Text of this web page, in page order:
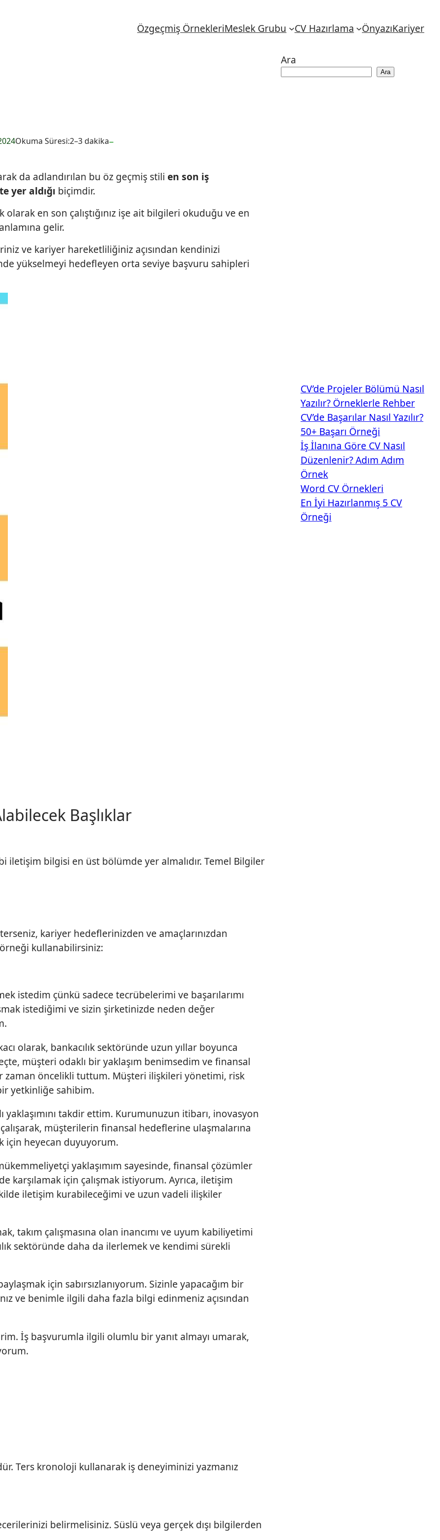
Özgeçmiş ÖrnekleriMeslek Grubu CV Hazırlama ÖnyazıKariyer
Okuma Süresi:2–3 dakika–
da adlandırılan bu öz geçmiş stili en son iş
yer aldığı biçimdir.
en son çalıştığınız işe ait bilgileri okuduğu ve en
gelir.
ve kariyer hareketliliğiniz açısından kendinizi
yükselmeyi hedefleyen orta seviye başvuru sahipleri
Başlıklar
bilgisi en üst bölümde yer almalıdır. Temel Bilgiler
kariyer hedeflerinizden ve amaçlarınızdan
kullanabilirsiniz:
istedim çünkü sadece tecrübelerimi ve başarılarımı
istediğimi ve sizin şirketinizde neden değer
olarak, bankacılık sektöründe uzun yıllar boyunca
müşteri odaklı bir yaklaşım benimsedim ve finansal
öncelikli tuttum. Müşteri ilişkileri yönetimi, risk
yetkinliğe sahibim.
takdir ettim. Kurumunuzun itibarı, inovasyon
müşterilerin finansal hedeflerine ulaşmalarına
için heyecan duyuyorum.
yaklaşımım sayesinde, finansal çözümler
karşılamak için çalışmak istiyorum. Ayrıca, iletişim
iletişim kurabileceğimi ve uzun vadeli ilişkiler
takım çalışmasına olan inancımı ve uyum kabiliyetimi
sektöründe daha da ilerlemek ve kendimi sürekli
için sabırsızlanıyorum. Sizinle yapacağım bir
ve benimle ilgili daha fazla bilgi edinmeniz açısından
İş başvurumla ilgili olumlu bir yanıt almayı umarak,
Ters kronoloji kullanarak iş deneyiminizi yazmanız
belirmelisiniz. Süslü veya gerçek dışı bilgilerden
Ara
Ara
CV’de Projeler Bölümü Nasıl
Yazılır? Örneklerle Rehber
CV’de Başarılar Nasıl Yazılır?
50+ Başarı Örneği
İş İlanına Göre CV Nasıl
Düzenlenir? Adım Adım
Örnek
Word CV Örnekleri
En İyi Hazırlanmış 5 CV
Örneği